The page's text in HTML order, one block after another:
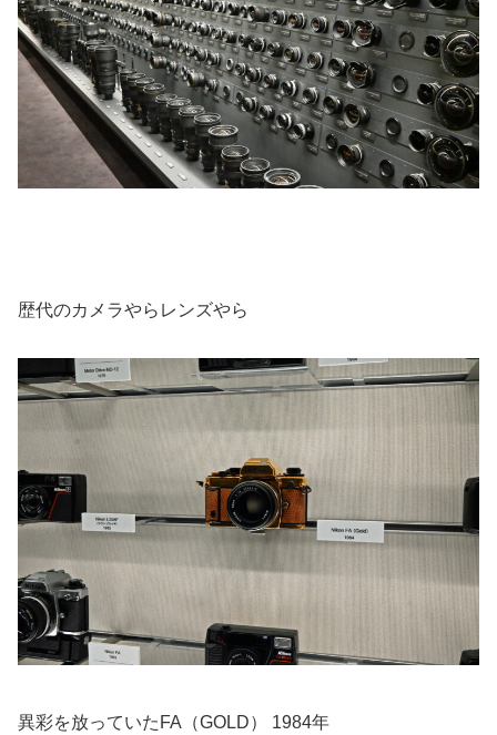
歴代のカメラやらレンズやら
異彩を放っていたFA（GOLD） 1984年